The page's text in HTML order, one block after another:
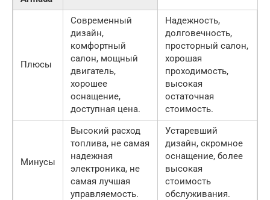
Плюсы
Современный
дизайн,
комфортный
салон, мощный
двигатель,
хорошее
оснащение,
доступная цена.
Надежность,
долговечность,
просторный салон,
хорошая
проходимость,
высокая
остаточная
стоимость.
Минусы
Высокий расход
топлива, не самая
надежная
электроника, не
самая лучшая
управляемость.
Устаревший
дизайн, скромное
оснащение, более
высокая
стоимость
обслуживания.